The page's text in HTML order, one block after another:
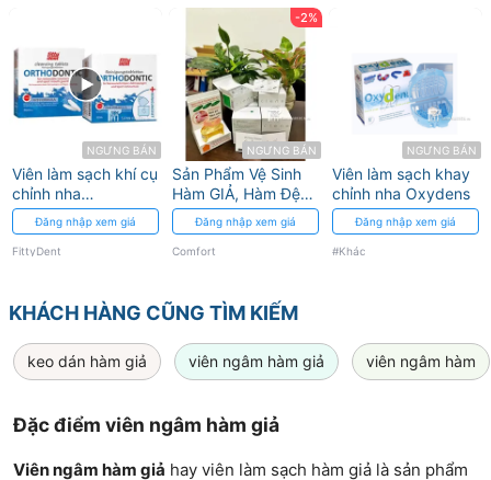
NGƯNG BÁN
Viên làm sạch khí cụ
chỉnh nha
Orthodontic
Cleansing Tables
FittyDent
Đăng nhập xem giá
FittyDent
-2%
NGƯNG BÁN
Sản Phẩm Vệ Sinh
Hàm GIẢ, Hàm Đệm
Mềm : CLENE
Comfort
Đăng nhập xem giá
Comfort
NGƯNG BÁN
Viên làm sạch khay
chỉnh nha Oxydens
Đăng nhập xem giá
#Khác
KHÁCH HÀNG CŨNG TÌM KIẾM
keo dán hàm giả viên ngâm hàm giả viên ngâm hàm
Đặc điểm viên ngâm hàm giả
Viên ngâm hàm giả hay viên làm sạch hàm giả là sản phẩm